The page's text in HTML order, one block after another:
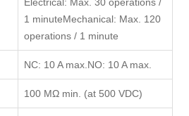
Electrical: Max. 30 operations /
1 minuteMechanical: Max. 120
operations / 1 minute
NC: 10 A max.NO: 10 A max.
100 MΩ min. (at 500 VDC)